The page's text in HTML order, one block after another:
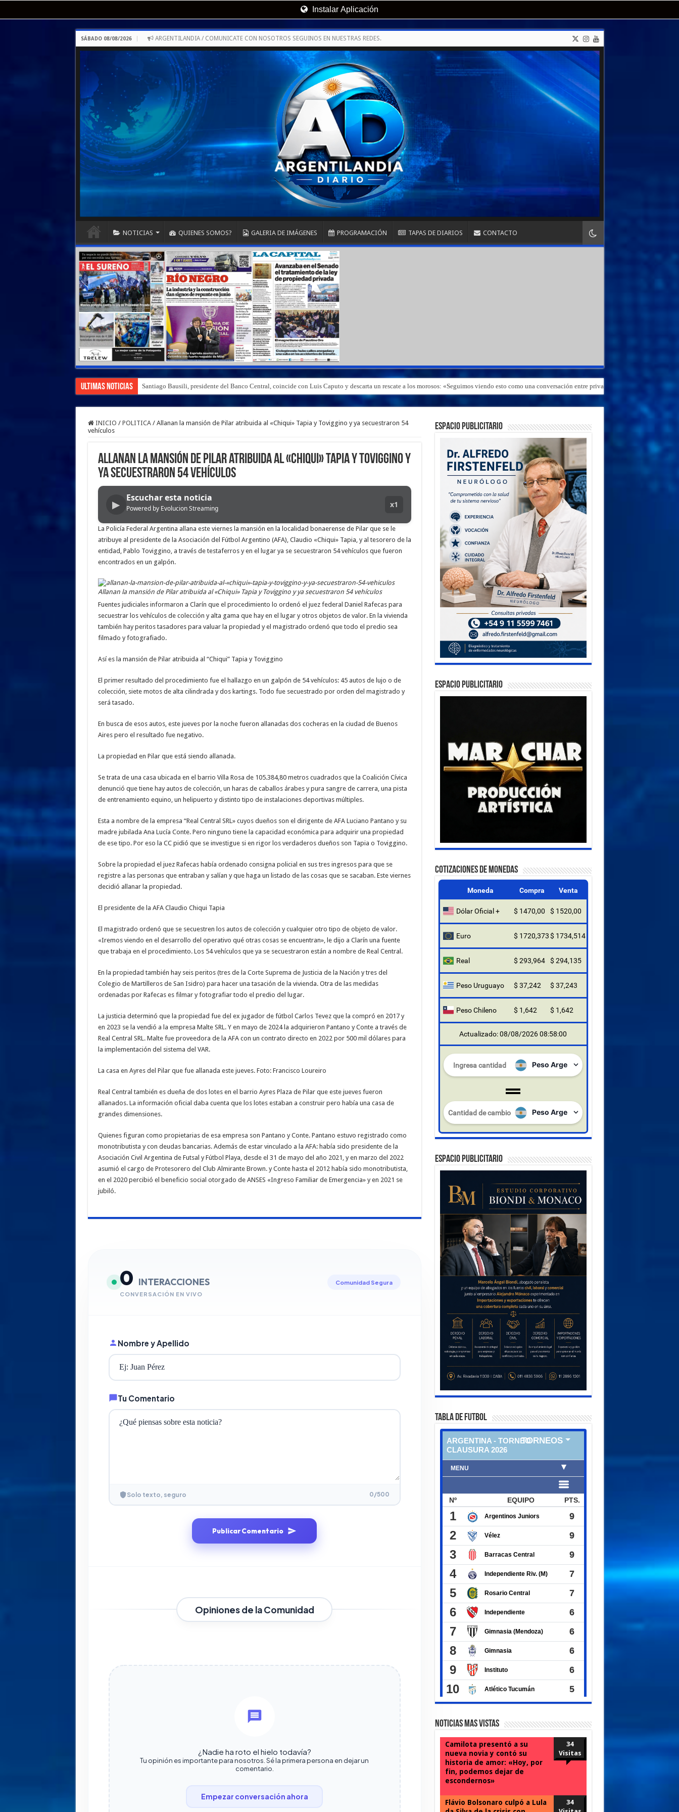
Instalar Aplicación
SÁBADO 08/08/2026 ARGENTILANDIA / COMUNICATE CON NOSOTROS SEGUINOS EN NUESTRAS REDES.
NOTICIAS QUIENES SOMOS? GALERIA DE IMÁGENES PROGRAMACIÓN TAPAS DE DIARIOS CONTACTO
Ultimas Noticias Santiago Bausili, presidente del Banco Central, coincide con Luis Caputo y descarta un rescate a los morosos: «Seguimos viendo esto como una conversación entre privados»
INICIO / POLITICA / Allanan la mansión de Pilar atribuida al «Chiqui» Tapia y Toviggino y ya secuestraron 54
vehículos
Allanan la mansión de Pilar atribuida al «Chiqui» Tapia y Toviggino y
ya secuestraron 54 vehículos
▶
Escuchar esta noticia
Powered by Evolucion Streaming x1
La Policía Federal Argentina allana este viernes la mansión en la localidad bonaerense de Pilar que se le
atribuye al presidente de la Asociación del Fútbol Argentino (AFA), Claudio «Chiqui» Tapia, y al tesorero de la
entidad, Pablo Toviggino, a través de testaferros y en el lugar ya se secuestraron 54 vehículos que fueron
encontrados en un galpón.
Allanan la mansión de Pilar atribuida al «Chiqui» Tapia y Toviggino y ya secuestraron 54 vehículos
Fuentes judiciales informaron a Clarín que el procedimiento lo ordenó el juez federal Daniel Rafecas para
secuestrar los vehículos de colección y alta gama que hay en el lugar y otros objetos de valor. En la vivienda
también hay peritos tasadores para valuar la propiedad y el magistrado ordenó que todo el predio sea
filmado y fotografiado.
Así es la mansión de Pilar atribuida al “Chiqui” Tapia y Toviggino
El primer resultado del procedimiento fue el hallazgo en un galpón de 54 vehículos: 45 autos de lujo o de
colección, siete motos de alta cilindrada y dos kartings. Todo fue secuestrado por orden del magistrado y
será tasado.
En busca de esos autos, este jueves por la noche fueron allanadas dos cocheras en la ciudad de Buenos
Aires pero el resultado fue negativo.
La propiedad en Pilar que está siendo allanada.
Se trata de una casa ubicada en el barrio Villa Rosa de 105.384,80 metros cuadrados que la Coalición Cívica
denunció que tiene hay autos de colección, un haras de caballos árabes y pura sangre de carrera, una pista
de entrenamiento equino, un helipuerto y distinto tipo de instalaciones deportivas múltiples.
Esta a nombre de la empresa “Real Central SRL» cuyos dueños son el dirigente de AFA Luciano Pantano y su
madre jubilada Ana Lucía Conte. Pero ninguno tiene la capacidad económica para adquirir una propiedad
de ese tipo. Por eso la CC pidió que se investigue si en rigor los verdaderos dueños son Tapia o Toviggino.
Sobre la propiedad el juez Rafecas había ordenado consigna policial en sus tres ingresos para que se
registre a las personas que entraban y salían y que haga un listado de las cosas que se sacaban. Este viernes
decidió allanar la propiedad.
El presidente de la AFA Claudio Chiqui Tapia
El magistrado ordenó que se secuestren los autos de colección y cualquier otro tipo de objeto de valor.
«Iremos viendo en el desarrollo del operativo qué otras cosas se encuentran», le dijo a Clarín una fuente
que trabaja en el procedimiento. Los 54 vehículos que ya se secuestraron están a nombre de Real Central.
En la propiedad también hay seis peritos (tres de la Corte Suprema de Justicia de la Nación y tres del
Colegio de Martilleros de San Isidro) para hacer una tasación de la vivienda. Otra de las medidas
ordenadas por Rafecas es filmar y fotografiar todo el predio del lugar.
La justicia determinó que la propiedad fue del ex jugador de fútbol Carlos Tevez que la compró en 2017 y
en 2023 se la vendió a la empresa Malte SRL. Y en mayo de 2024 la adquirieron Pantano y Conte a través de
Real Central SRL. Malte fue proveedora de la AFA con un contrato directo en 2022 por 500 mil dólares para
la implementación del sistema del VAR.
La casa en Ayres del Pilar que fue allanada este jueves. Foto: Francisco Loureiro
Real Central también es dueña de dos lotes en el barrio Ayres Plaza de Pilar que este jueves fueron
allanados. La información oficial daba cuenta que los lotes estaban a construir pero había una casa de
grandes dimensiones.
Quienes figuran como propietarias de esa empresa son Pantano y Conte. Pantano estuvo registrado como
monotributista y con deudas bancarias. Además de estar vinculado a la AFA: había sido presidente de la
Asociación Civil Argentina de Futsal y Fútbol Playa, desde el 31 de mayo del año 2021, y en marzo del 2022
asumió el cargo de Protesorero del Club Almirante Brown. y Conte hasta el 2012 había sido monotributista,
en el 2020 percibió el beneficio social otorgado de ANSES «Ingreso Familiar de Emergencia» y en 2021 se
jubiló.
0 INTERACCIONES
CONVERSACIÓN EN VIVO
Comunidad Segura
Nombre y Apellido
Tu Comentario
Solo texto, seguro 0/500
Publicar Comentario
Opiniones de la Comunidad
¿Nadie ha roto el hielo todavía?
Tu opinión es importante para nosotros. Sé la primera persona en dejar un
comentario.
Empezar conversación ahora
ESPACIO PUBLICITARIO
ESPACIO PUBLICITARIO
COTIZACIONES DE MONEDAS
Moneda Compra Venta
Dólar Oficial + $ 1470,00 $ 1520,00
Euro $ 1720,373$ 1734,514
Real $ 293,964 $ 294,135
Peso Uruguayo $ 37,242 $ 37,243
Peso Chileno $ 1,642 $ 1,642
Actualizado: 08/08/2026 08:58:00
ESPACIO PUBLICITARIO
TABLA DE FUTBOL
Noticias Mas Vistas
Camilota presentó a su
nueva novia y contó su
historia de amor: «Hoy, por
fin, podemos dejar de
escondernos»
34
Visitas
Flávio Bolsonaro culpó a Lula
34